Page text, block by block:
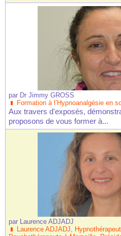
par Dr Jimmy GROSS
Formation à l’Hypnoanalgésie en
Aux travers d'exposés,
proposons de vous former à...
par Laurence ADJADJ
Laurence ADJADJ,